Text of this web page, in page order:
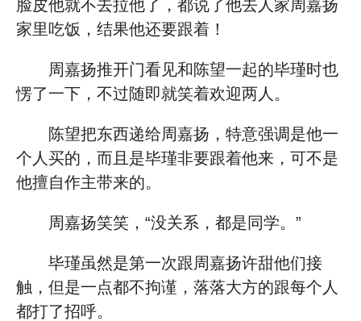
脸皮他就不去拉他了，都说了他去人家周嘉扬
家里吃饭，结果他还要跟着！
周嘉扬推开门看见和陈望一起的毕瑾时也
愣了一下，不过随即就笑着欢迎两人。
陈望把东西递给周嘉扬，特意强调是他一
个人买的，而且是毕瑾非要跟着他来，可不是
他擅自作主带来的。
周嘉扬笑笑，“没关系，都是同学。”
毕瑾虽然是第一次跟周嘉扬许甜他们接
触，但是一点都不拘谨，落落大方的跟每个人
都打了招呼。